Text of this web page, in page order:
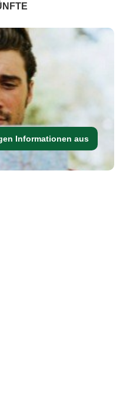
Informationen aus